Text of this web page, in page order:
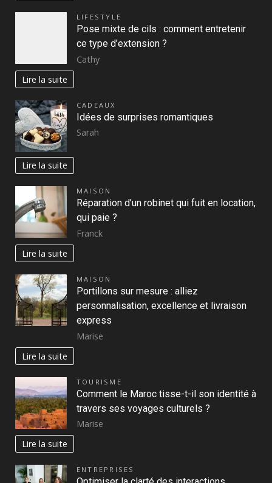
LIFESTYLE
Pose mixte de cils : comment entretenir
ce type d’extension ?
Cathy
Lire la suite
CADEAUX
Idées de surprises romantiques
Sarah
Lire la suite
MAISON
Réparation d’un robinet qui fuit en location,
qui paie ?
Franck
Lire la suite
MAISON
Portillons sur mesure : alliez
personnalisation, excellence et livraison
express
Marise
Lire la suite
TOURISME
Comment le Maroc tisse-t-il son identité à
travers ses voyages culturels ?
Marise
Lire la suite
ENTREPRISES